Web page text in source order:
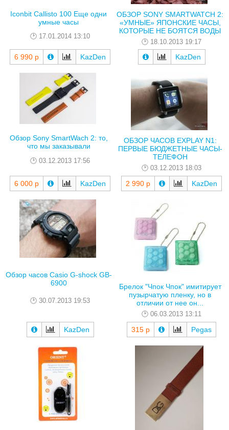
Iconbit Callisto 100 Еще одни
умные часы
17.01.2014 13:10
6 990 р KazDen
ОБЗОР SONY SMARTWATCH 2:
«УМНЫЕ» ЯПОНСКИЕ ЧАСЫ,
КОТОРЫЕ НЕ БОЯТСЯ ВОДЫ
18.10.2013 19:17
KazDen
Обзор Sony SmartWach 2: то,
что мы заказывали
03.12.2013 17:56
6 000 р KazDen
ОБЗОР ЧАСОВ EXPLAY N1:
ПЕРВЫЕ БЮДЖЕТНЫЕ ЧАСЫ-
ТЕЛЕФОН
03.12.2013 18:03
2 990 р KazDen
Обзор часов Casio G-shock GB-
6900
30.07.2013 19:53
KazDen
Брелок "Чпок Чпок" имитирует
пузырчатую пленку, но в
отличии от нее он...
06.03.2013 13:11
315 р Pegas